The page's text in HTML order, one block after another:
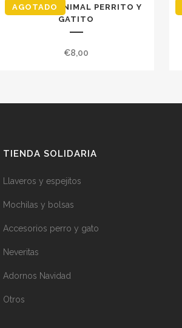
AGOTADO
TAZA VILLANIMAL PERRITO Y
GATITO
€8,00
TIENDA SOLIDARIA
Llaveros y espejitos
Mochilas y bolsas
Accesorios perro y gato
Neveritas
Adornos Navidad
Otros